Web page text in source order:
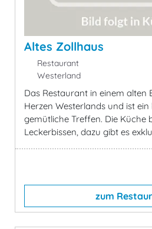
Altes Zollhaus
Restaurant
Westerland
Das Restaurant in einem alten
Herzen Westerlands und ist
gemütliche Treffen. Die Küche
Leckerbissen, dazu gibt es
zum